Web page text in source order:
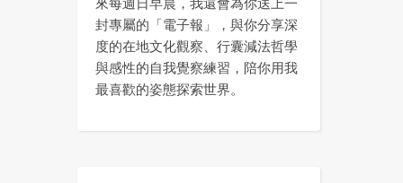
封專屬的「電子報」，與你分享深
度的在地文化觀察、行囊減法哲學
與感性的自我覺察練習，陪你用我
最喜歡的姿態探索世界。